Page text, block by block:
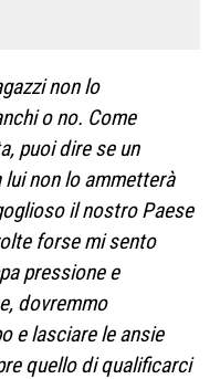
non lo
o no. Come
puoi dire se un
non lo ammetterà
il nostro Paese
forse mi sento
pressione e
dovremmo
e lasciare le ansie
quello di qualificarci